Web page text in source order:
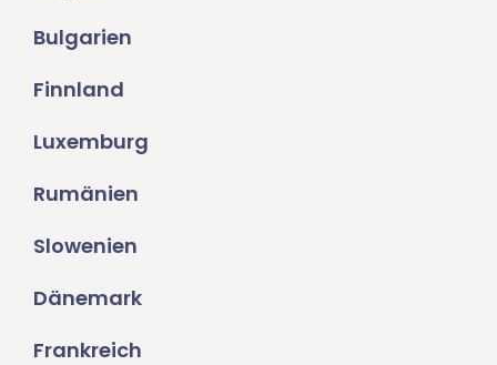
Bulgarien
Finnland
Luxemburg
Rumänien
Slowenien
Dänemark
Frankreich